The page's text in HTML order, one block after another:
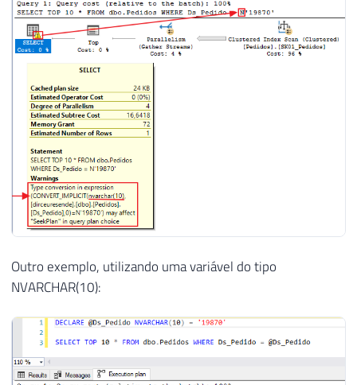
Outro exemplo, utilizando uma variável do tipo
NVARCHAR(10):